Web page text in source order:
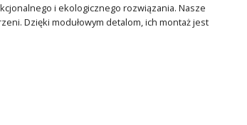
i ekologicznego rozwiązania. Nasze
Dzięki modułowym detalom, ich montaż jest